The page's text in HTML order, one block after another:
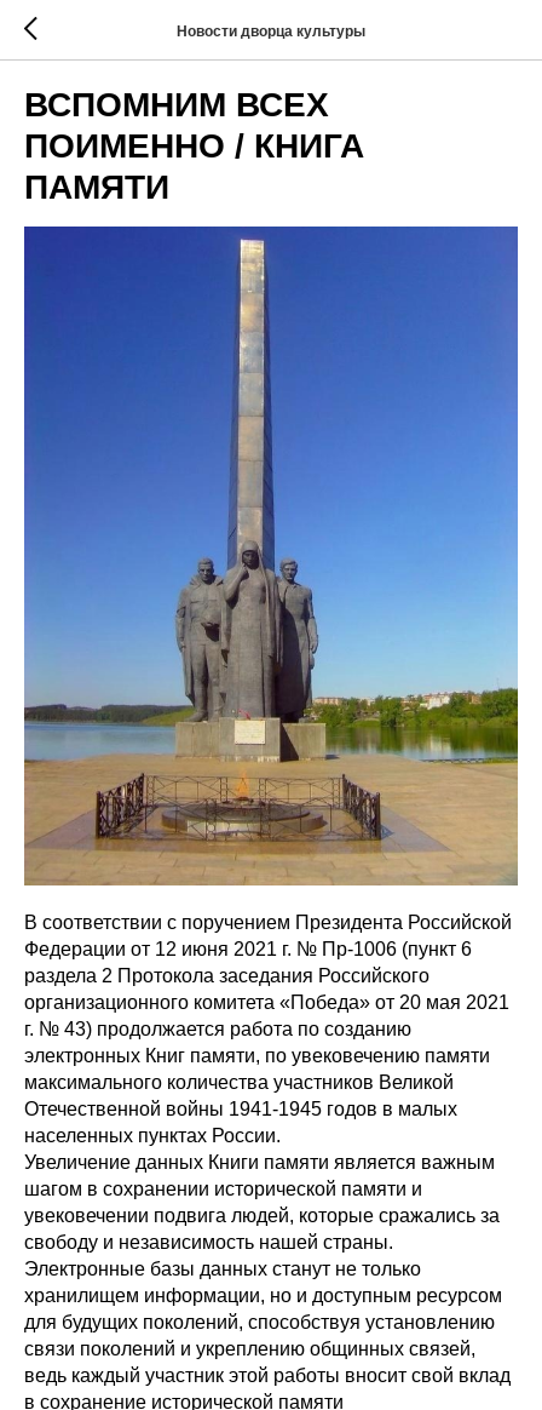
Новости дворца культуры
ВСПОМНИМ ВСЕХ
ПОИМЕННО / КНИГА
ПАМЯТИ
В соответствии с поручением Президента Российской
Федерации от 12 июня 2021 г. № Пр-1006 (пункт 6
раздела 2 Протокола заседания Российского
организационного комитета «Победа» от 20 мая 2021
г. № 43) продолжается работа по созданию
электронных Книг памяти, по увековечению памяти
максимального количества участников Великой
Отечественной войны 1941-1945 годов в малых
населенных пунктах России.
Увеличение данных Книги памяти является важным
шагом в сохранении исторической памяти и
увековечении подвига людей, которые сражались за
свободу и независимость нашей страны.
Электронные базы данных станут не только
хранилищем информации, но и доступным ресурсом
для будущих поколений, способствуя установлению
связи поколений и укреплению общинных связей,
ведь каждый участник этой работы вносит свой вклад
в сохранение исторической памяти